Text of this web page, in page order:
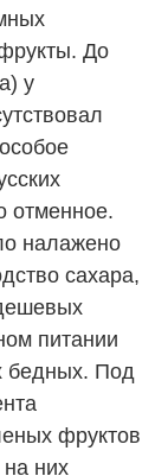
До
у
отменное.
налажено
сахара,
питании
бедных. Под
фруктов
на них